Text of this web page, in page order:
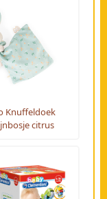
Knuffeldoek
citrus